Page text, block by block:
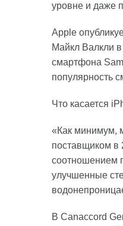
уровне и даже
Apple
Майкл Валкли
смартфона
популярность
Что касается
«Как минимум,
поставщиком в
соотношением
улучшенные
В Canaccord